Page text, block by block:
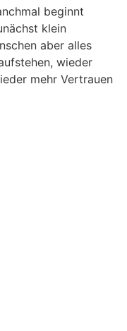
beginnt
klein
aber alles
wieder
mehr Vertrauen